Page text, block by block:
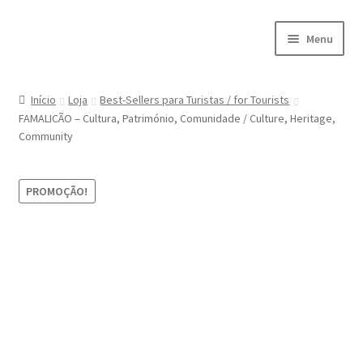
Menu
A minha conta
Carrinho
Início Loja
Best-Sellers para Turistas / for Tourists
FAMALICÃO – Cultura, Património, Comunidade / Culture, Heritage,
Community
PROMOÇÃO!